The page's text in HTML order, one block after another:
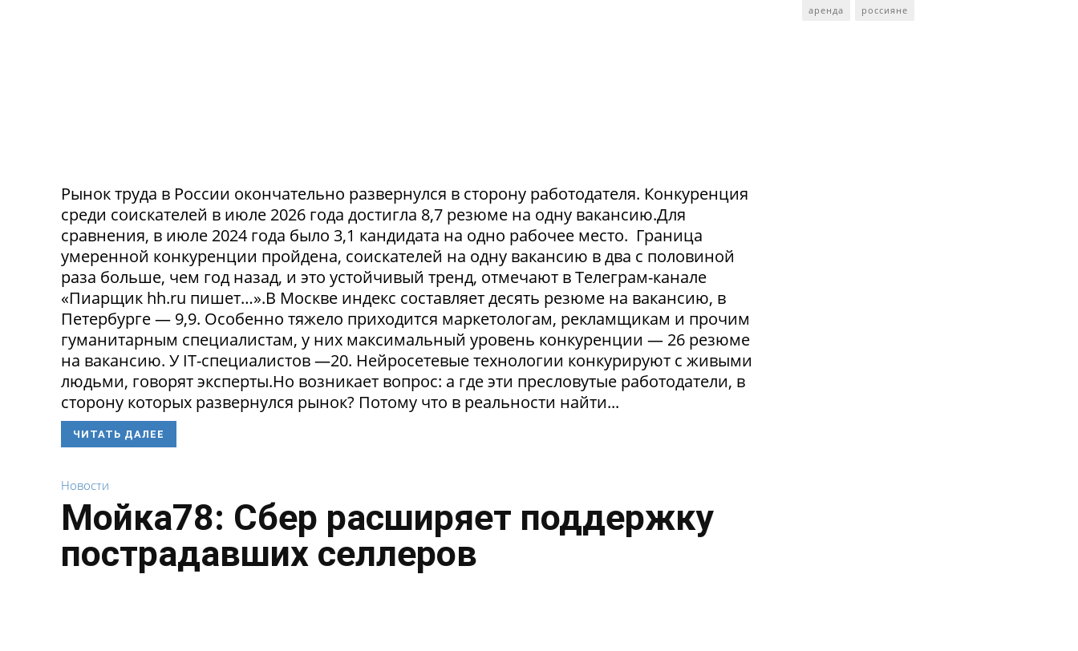
Рынок труда в России окончательно развернулся в сторону работодателя. Конкуренция
среди соискателей в июле 2026 года достигла 8,7 резюме на одну вакансию.Для
сравнения, в июле 2024 года было 3,1 кандидата на одно рабочее место. Граница
умеренной конкуренции пройдена, соискателей на одну вакансию в два с половиной
раза больше, чем год назад, и это устойчивый тренд, отмечают в Телеграм-канале
«Пиарщик hh.ru пишет…».В Москве индекс составляет десять резюме на вакансию, в
Петербурге — 9,9. Особенно тяжело приходится маркетологам, рекламщикам и прочим
гуманитарным специалистам, у них максимальный уровень конкуренции — 26 резюме
на вакансию. У IT-специалистов —20. Нейросетевые технологии конкурируют с живыми
людьми, говорят эксперты.Но возникает вопрос: а где эти пресловутые работодатели, в
сторону которых развернулся рынок? Потому что в реальности найти...
ЧИТАТЬ ДАЛЕЕ
Новости
Мойка78: Сбер расширяет поддержку
пострадавших селлеров
аренда россияне